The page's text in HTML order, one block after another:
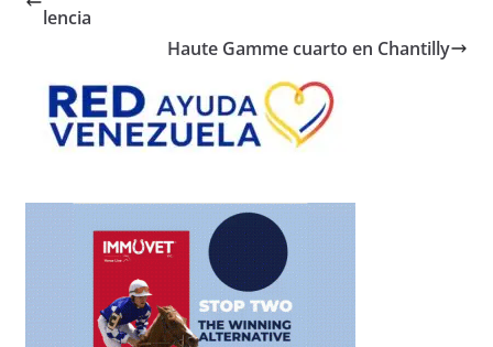
lencia
Haute Gamme cuarto en Chantilly